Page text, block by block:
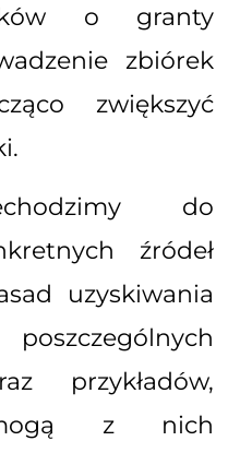
o granty
zbiórek
zwiększyć
do
źródeł
uzyskiwania
przykładów,
z nich